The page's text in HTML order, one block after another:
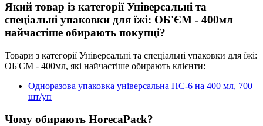
спінені підкладки
стакани одноразові пластикові київ
серветки столові паперові купити
Який товар із категорії Універсальні та
спеціальні упаковки для їжі: ОБ'ЄМ - 400мл
найчастіше обирають покупці?
Товари з категорії Універсальні та спеціальні упаковки для їжі:
ОБ'ЄМ - 400мл, які найчастіше обирають клієнти:
Одноразова упаковка універсальна ПС-6 на 400 мл, 700
шт/уп
Чому обирають HorecaPack?